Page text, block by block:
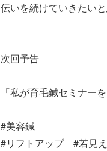
伝いを続けていきたいと
次回予告
「私が育毛鍼セミナー
#美容鍼
#リフトアップ #若見